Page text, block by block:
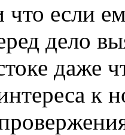
что если
дело
даже
к